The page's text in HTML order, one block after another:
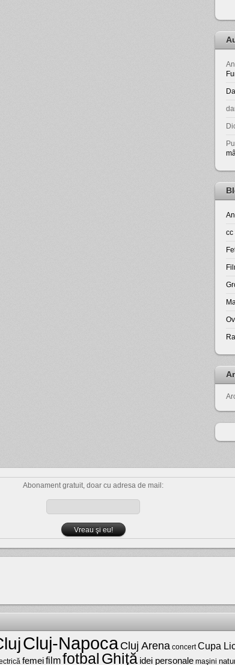
cc
Abonament gratuit, doar cu adresa de mail:
Cluj-Napoca Cluj Arena concert Cupa
femeifilmfotbal Ghiţă idei personale maşini